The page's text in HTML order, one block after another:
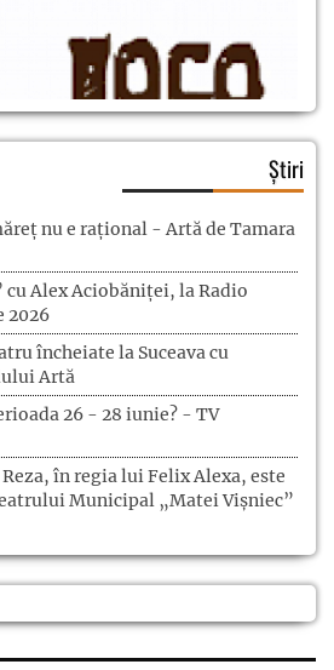
Știri
nu e rațional - Artă de Tamara
cu Alex Aciobăniței, la Radio
2026
încheiate la Suceava cu
Artă
26 - 28 iunie? - TV
în regia lui Felix Alexa, este
Municipal „Matei Vișniec”